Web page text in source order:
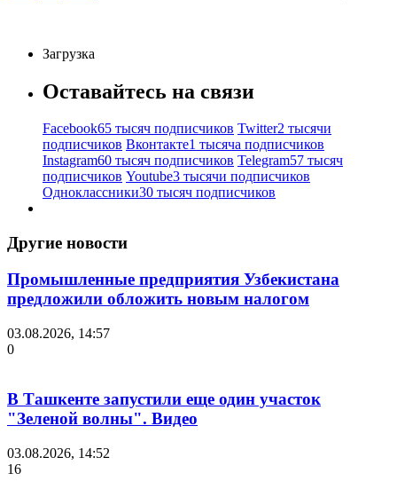
Загрузка
Оставайтесь на связи
Facebook65 тысяч подписчиков Twitter2 тысячи
подписчиков Вконтакте1 тысяча подписчиков
Instagram60 тысяч подписчиков Telegram57 тысяч
подписчиков Youtube3 тысячи подписчиков
Одноклассники30 тысяч подписчиков
Другие новости
Промышленные предприятия Узбекистана
предложили обложить новым налогом
03.08.2026, 14:57
0
В Ташкенте запустили еще один участок
"Зеленой волны". Видео
03.08.2026, 14:52
16